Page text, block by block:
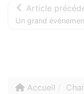
Article
Un grand
Accueil